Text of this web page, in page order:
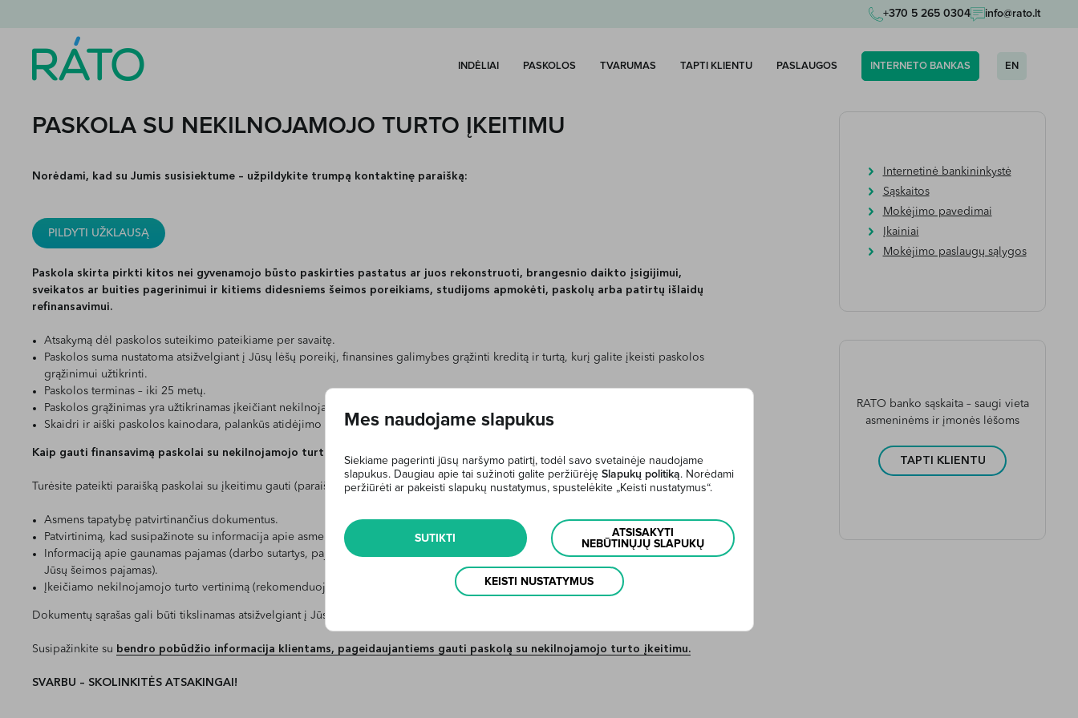
+370 5 265 0304 info@rato.lt
INDĖLIAI PASKOLOS TVARUMAS TAPTI KLIENTU PASLAUGOS INTERNETO BANKAS EN
PASKOLA SU NEKILNOJAMOJO TURTO ĮKEITIMU
Norėdami, kad su Jumis susisiektume – užpildykite trumpą kontaktinę paraišką:
PILDYTI UŽKLAUSĄ
Paskola skirta pirkti kitos nei gyvenamojo būsto paskirties pastatus ar juos rekonstruoti, brangesnio daikto įsigijimui,
sveikatos ar buities pagerinimui ir kitiems didesniems šeimos poreikiams, studijoms apmokėti, paskolų arba patirtų išlaidų
refinansavimui.
Atsakymą dėl paskolos suteikimo pateikiame per savaitę.
Paskolos suma nustatoma atsižvelgiant į Jūsų lėšų poreikį, finansines galimybes grąžinti kreditą ir turtą, kurį galite įkeisti paskolos
grąžinimui užtikrinti.
Paskolos terminas – iki 25 metų.
Paskolos grąžinimas yra užtikrinamas įkeičiant nekilnojamąjį turtą.
Skaidri ir aiški paskolos kainodara, palankūs atidėjimo terminai.
Kaip gauti finansavimą paskolai su nekilnojamojo turto įkeitimu?
Turėsite pateikti paraišką paskolai su įkeitimu gauti (paraišką rasitečia) ir šiuos dokumentus:
Asmens tapatybę patvirtinančius dokumentus.
Patvirtinimą, kad susipažinote su informacija apie asmens duomenų tvarkymą (susipažinti galite
).
Informaciją apie gaunamas pajamas (darbo sutartys, pajamų deklaracija, autorinės sutartys, kitos pažymos ar dokumentai, liudijantys
Jūsų šeimos pajamas).
Įkeičiamo nekilnojamojo turto vertinimą (rekomenduojamų turto vertintojų sąrašą rasitečia ).
Dokumentų sąrašas gali būti tikslinamas atsižvelgiant į Jūsų finansinius poreikius ir esamą finansinę situaciją.
Susipažinkite su bendro pobūdžio informacija klientams, pageidaujantiems gauti paskolą su nekilnojamojo turto įkeitimu.
SVARBU – SKOLINKITĖS ATSAKINGAI!
Internetinė bankininkystė
Sąskaitos
Mokėjimo pavedimai
Įkainiai
Mokėjimo paslaugų sąlygos
RATO banko sąskaita – saugi vieta
asmeninėms ir įmonės lėšoms
TAPTI KLIENTU
Mes naudojame slapukus
Siekiame pagerinti jūsų naršymo patirtį, todėl savo svetainėje naudojame
slapukus. Daugiau apie tai sužinoti galite peržiūrėję Slapukų politiką. Norėdami
peržiūrėti ar pakeisti slapukų nustatymus, spustelėkite „Keisti nustatymus“.
SUTIKTI
ATSISAKYTI
NEBŪTINŲJŲ SLAPUKŲ
KEISTI NUSTATYMUS